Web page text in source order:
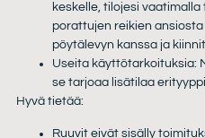
keskelle, tilojesi vaatimalla
porattujen reikien
pöytälevyn kanssa ja
Useita käyttötarkoituksia:
se tarjoaa lisätilaa
Hyvä tietää:
Ruuvit eivät sisälly